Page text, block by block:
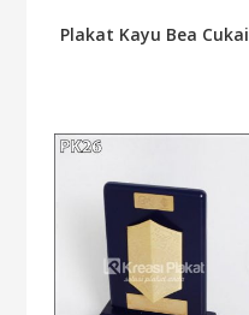
Plakat Kayu Bea Cukai